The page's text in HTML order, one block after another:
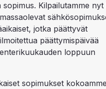
sopimus. Kilpailutamme nyt
jotka päättyvät
päättymispäivää
loppuun
sopimukset kokoamme